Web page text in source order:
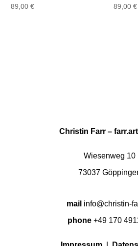
89,00€ 89,00€
Christin Farr –
Wiesenweg 10
73037
mail info@christin-
phone+49 170